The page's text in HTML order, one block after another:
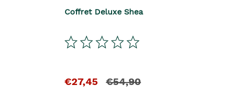
Coffret Deluxe Shea
El
€27,45
y€54,90